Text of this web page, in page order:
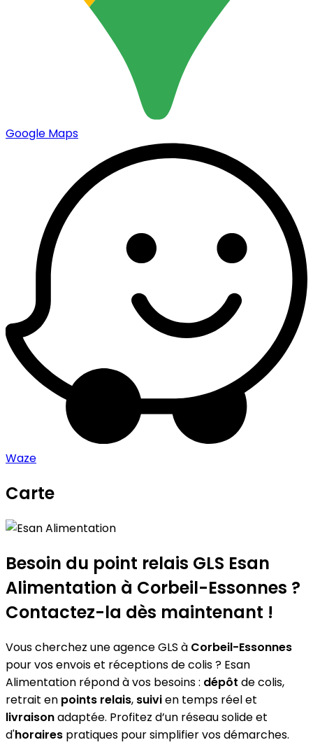
Google Maps
Waze
Carte
+
−
Besoin du point relais GLS Esan
Alimentation à Corbeil-Essonnes ?
Contactez-la dès maintenant !
Vous cherchez une agence GLS à Corbeil-Essonnes
pour vos envois et réceptions de colis ? Esan
Alimentation répond à vos besoins : dépôt de colis,
retrait en points relais, suivien temps réel et
livraisonadaptée. Profitez d’un réseau solide et
d'horaires pratiques pour simplifier vos démarches.